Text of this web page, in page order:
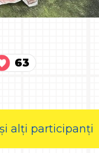
63
alți participanți